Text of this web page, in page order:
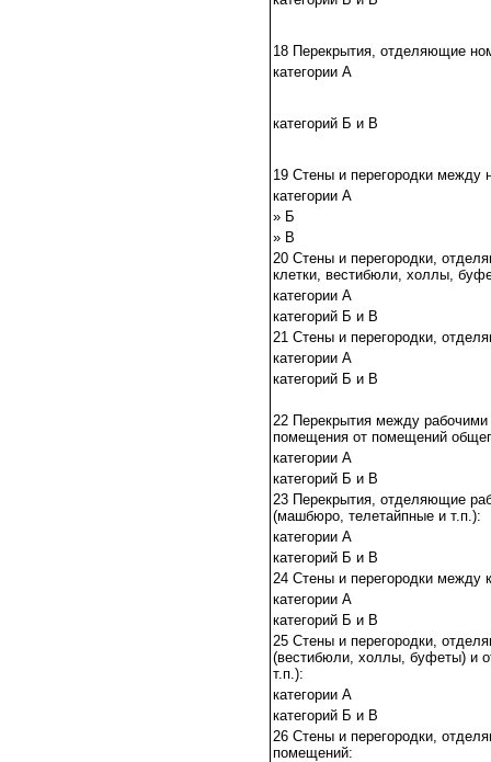
18 Перекрытия, отделяющие
категории А
категорий Б и В
19 Стены и перегородки между
категории А
» Б
» В
20 Стены и перегородки,
клетки, вестибюли, холлы,
категории А
категорий Б и В
21 Стены и перегородки,
категории А
категорий Б и В
22 Перекрытия между
помещения от помещений
категории А
категорий Б и В
23 Перекрытия, отделяющие
(машбюро, телетайпные и т.п.):
категории А
категорий Б и В
24 Стены и перегородки между
категории А
категорий Б и В
25 Стены и перегородки,
(вестибюли, холлы, буфеты) и
т.п.):
категории А
категорий Б и В
26 Стены и перегородки,
помещений: